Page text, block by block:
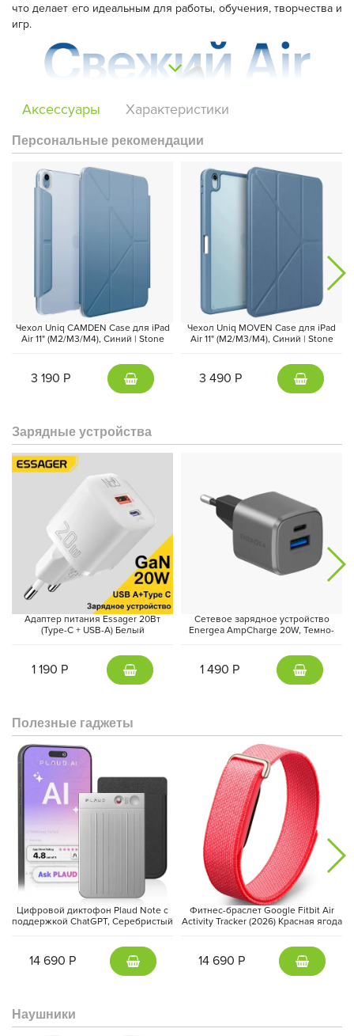
что делает его идеальным для работы, обучения, творчества и
игр.
Батареи хватит на весь день без подзарядки, что позволит вам
не беспокоиться о постоянном подключении устройства к
розетке. Новая фронтальная камера Ultra Wide 12 МП в
ландшафтном режиме обещает улучшенное качество
видеозвонков, что сделает общение еще более приятным.
Планшет теперь поддерживает новый стилус Apple Pencil Pro с
мощными функциями, и позволят вам создавать шедевры
нового уровня. В целом, новый iPad Air 2024 звучит как
прекрасное устройство для всех, кто ценит качество,
производительность и удобство в использовании.
Аксессуары Характеристики
Персональные рекомендации
Чехол Uniq CAMDEN Case для iPad
Air 11" (M2/M3/M4), Синий | Stone
3 190 Р
Чехол Uniq MOVEN Case для iPad
Air 11" (M2/M3/M4), Синий | Stone
3 490 Р
Зарядные устройства
Адаптер питания Essager 20Вт
(Type-C + USB-A) Белый
1 190 Р
Сетевое зарядное устройство
Energea AmpCharge 20W, Темно-
1 490 Р
Полезные гаджеты
Цифровой диктофон Plaud Note с
поддержкой ChatGPT, Серебристый
14 690 Р
Фитнес-браслет Google Fitbit Air
Activity Tracker (2026) Красная ягода
14 690 Р
Наушники